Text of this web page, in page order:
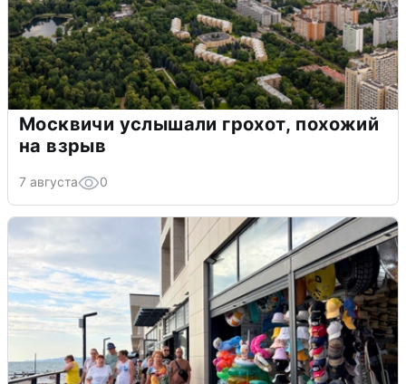
Москвичи услышали грохот, похожий
на взрыв
7 августа 0